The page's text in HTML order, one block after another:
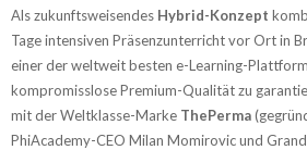
Als zukunftsweisendes Hybrid-Konzept
Tage intensiven Präsenzunterricht vor Ort in
einer der weltweit besten e-Learning-
kompromisslose Premium-Qualität zu
mit der Weltklasse-Marke ThePerma
PhiAcademy-CEO Milan Momirovic und